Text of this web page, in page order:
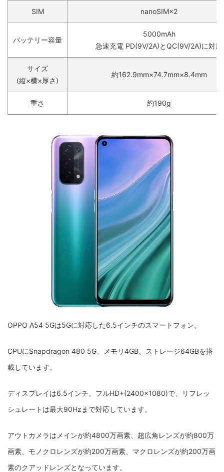
SIM nanoSIM×2
バッテリー容量
5000mAh
急速充電 PD(9V/2A)とQC(9V/2A)に対応
サイズ
(縦×横×厚さ)
約162.9mm×74.7mm×8.4mm
重さ 約190g
OPPO A54 5Gは5Gに対応した6.5インチのスマートフォン。
CPUにSnapdragon 480 5G、メモリ4GB、ストレージ64GBを搭
載しています。
ディスプレイは6.5インチ、フルHD+(2400×1080)で、リフレッ
シュレートは最大90Hzまで対応しています。
アウトカメラはメインが約4800万画素、超広角レンズが約800万
画素、モノクロレンズが約200万画素、マクロレンズが約200万画
素のクアッドレンズとなっています。